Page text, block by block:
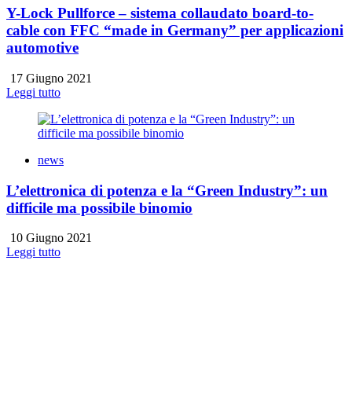
Y-Lock Pullforce – sistema collaudato board-to-
cable con FFC “made in Germany” per applicazioni
automotive
17 Giugno 2021
Leggi tutto
news
L’elettronica di potenza e la “Green Industry”: un
difficile ma possibile binomio
10 Giugno 2021
Leggi tutto